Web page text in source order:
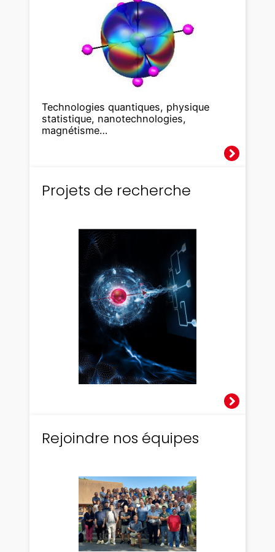
Technologies quantiques, physique
statistique, nanotechnologies,
magnétisme…
Projets de recherche
Rejoindre nos équipes